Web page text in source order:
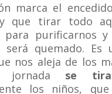
marca el
que tirar todo
para purificarnos
será quemado.
nos aleja de los
jornada se
los niños,